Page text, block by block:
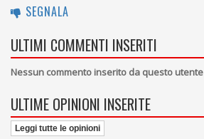
SEGNALA
ULTIMI COMMENTI INSERITI
Nessun commento inserito da questo utente
ULTIME OPINIONI INSERITE
Leggi tutte le opinioni